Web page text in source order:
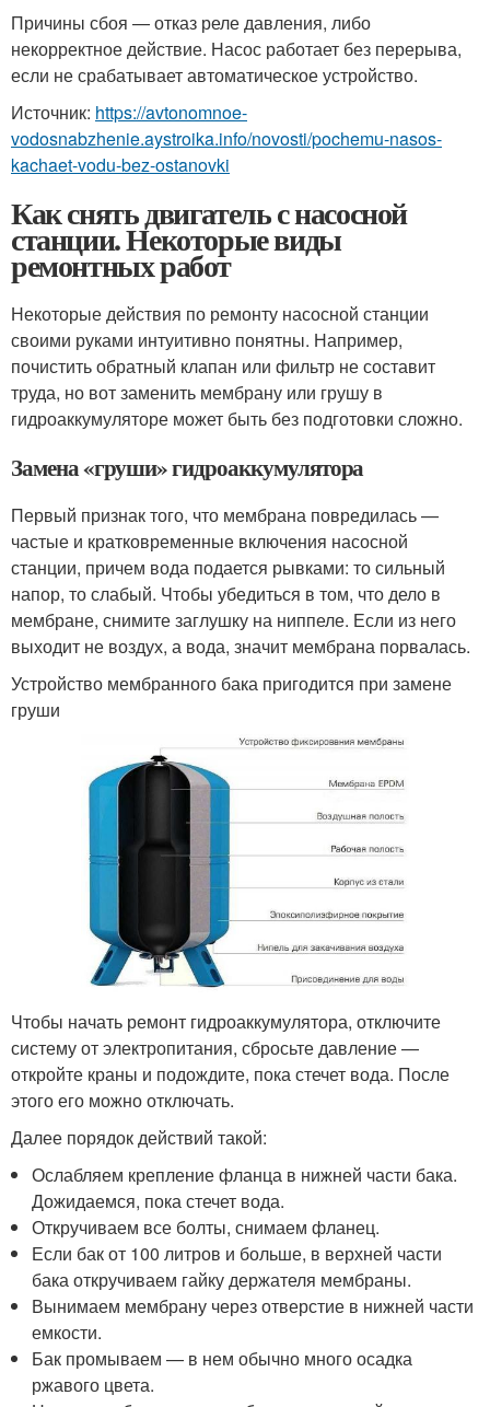
Причины сбоя — отказ реле давления, либо
некорректное действие. Насос работает без перерыва,
если не срабатывает автоматическое устройство.
Источник: https://avtonomnoe-
vodosnabzhenie.aystroika.info/novosti/pochemu-nasos-
kachaet-vodu-bez-ostanovki
Как снять двигатель с насосной
станции. Некоторые виды
ремонтных работ
Некоторые действия по ремонту насосной станции
своими руками интуитивно понятны. Например,
почистить обратный клапан или фильтр не составит
труда, но вот заменить мембрану или грушу в
гидроаккумуляторе может быть без подготовки сложно.
Замена «груши» гидроаккумулятора
Первый признак того, что мембрана повредилась —
частые и кратковременные включения насосной
станции, причем вода подается рывками: то сильный
напор, то слабый. Чтобы убедиться в том, что дело в
мембране, снимите заглушку на ниппеле. Если из него
выходит не воздух, а вода, значит мембрана порвалась.
Устройство мембранного бака пригодится при замене
груши
Чтобы начать ремонт гидроаккумулятора, отключите
систему от электропитания, сбросьте давление —
откройте краны и подождите, пока стечет вода. После
этого его можно отключать.
Далее порядок действий такой:
Ослабляем крепление фланца в нижней части бака.
Дожидаемся, пока стечет вода.
Откручиваем все болты, снимаем фланец.
Если бак от 100 литров и больше, в верхней части
бака откручиваем гайку держателя мембраны.
Вынимаем мембрану через отверстие в нижней части
емкости.
Бак промываем — в нем обычно много осадка
ржавого цвета.